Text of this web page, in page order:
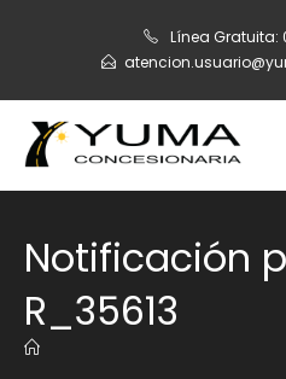
Línea Gratuita:
Notificación
R_35613